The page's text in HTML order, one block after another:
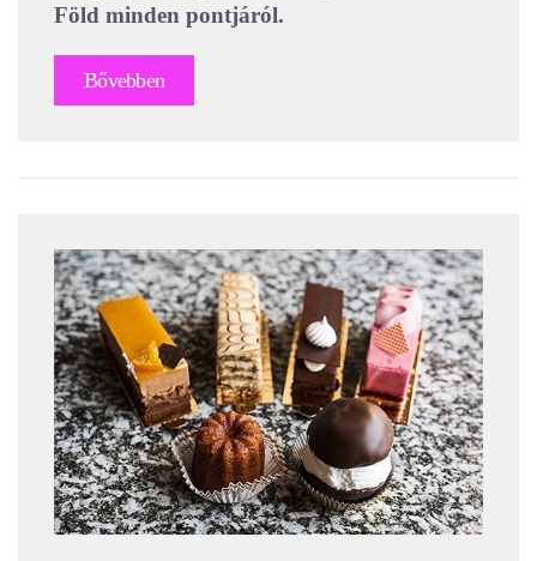
Föld minden pontjáról.
Bővebben